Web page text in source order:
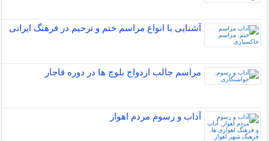
آشنایی با انواع مراسم ختم و ترحیم در فرهنگ ایرانی
مراسم جالب ازدواج بلوچ ها در دوره قاجار
آداب و رسوم مردم اهواز